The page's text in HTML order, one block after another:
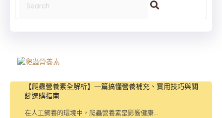
【爬蟲營養素全解析】一篇搞懂營養補充、實用技巧與關
鍵選購指南
在人工飼養的環境中，爬蟲營養素是影響健康...